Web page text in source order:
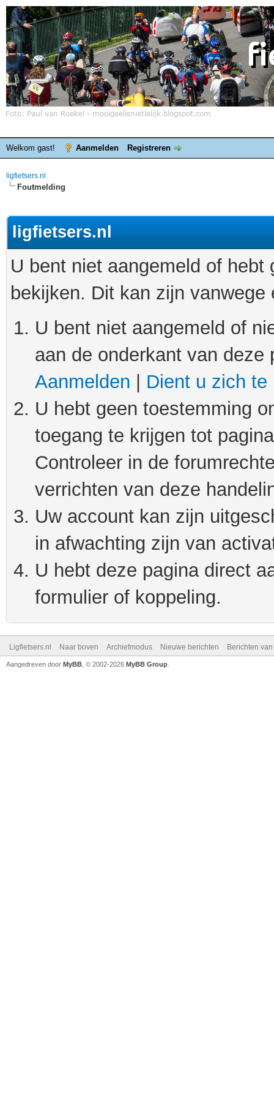
Welkom gast! Aanmelden Registreren
ligfietsers.nl
Foutmelding
ligfietsers.nl
U bent niet aangemeld of
bekijken. Dit kan zijn
U bent niet aangemeld of
aan de onderkant van
Aanmelden
Dient u zich te
U hebt geen toestemming
toegang te krijgen tot
Controleer in de
verrichten van deze
Uw account kan zijn
in afwachting zijn van
U hebt deze pagina direct
formulier of koppeling.
Ligfietsers.nl Naar boven Archiefmodus Nieuwe berichten Berichten
Aangedreven door MyBB , © 2002-2026 MyBB Group